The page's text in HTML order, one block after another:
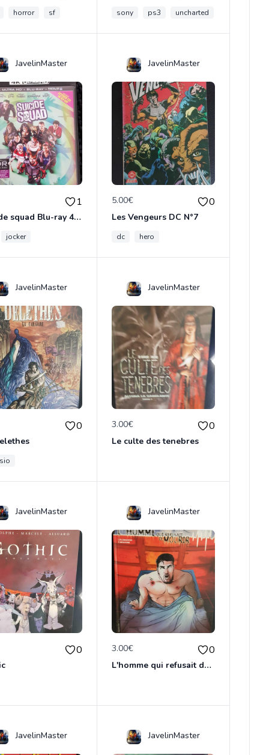
horror sf sony ps3 uncharted
JavelinMaster
1
Suicide squad Blu-ray 4K ultra HD
jocker
JavelinMaster
5.00€ 0
Les Vengeurs DC N°7
dc hero
JavelinMaster
0
JavelinMaster
3.00€ 0
Le culte des tenebres
JavelinMaster
0
JavelinMaster
3.00€ 0
L'homme qui refusait de dormir
JavelinMaster JavelinMaster